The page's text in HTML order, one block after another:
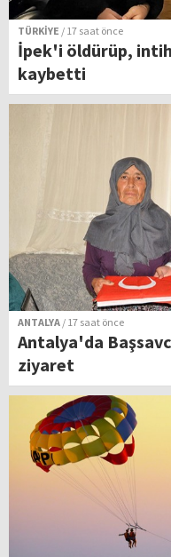
TÜRKİYE / 17 saat önce
İpek'i öldürüp,
kaybetti
ANTALYA / 17 saat önce
Antalya'da
ziyaret